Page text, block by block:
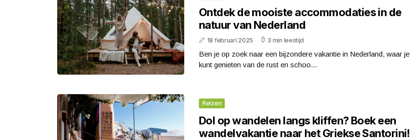
Ontdek de mooiste accommodaties in de
natuur van Nederland
18 februari 2025 3 min leestijd
Ben je op zoek naar een bijzondere vakantie in Nederland, waar je
kunt genieten van de rust en schoo...
Reizen
Dol op wandelen langs kliffen? Boek een
wandelvakantie naar het Griekse Santorini!